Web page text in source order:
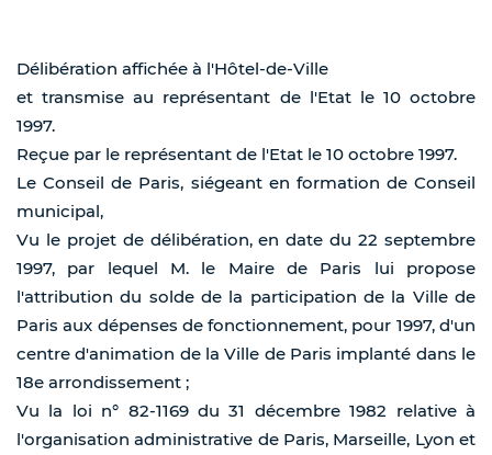
Délibération affichée à l'Hôtel-de-Ville
et transmise au représentant de l'Etat le 10 octobre
1997.
Reçue par le représentant de l'Etat le 10 octobre 1997.
Le Conseil de Paris, siégeant en formation de Conseil
municipal,
Vu le projet de délibération, en date du 22 septembre
1997, par lequel M. le Maire de Paris lui propose
l'attribution du solde de la participation de la Ville de
Paris aux dépenses de fonctionnement, pour 1997, d'un
centre d'animation de la Ville de Paris implanté dans le
18e arrondissement ;
Vu la loi n° 82-1169 du 31 décembre 1982 relative à
l'organisation administrative de Paris, Marseille, Lyon et